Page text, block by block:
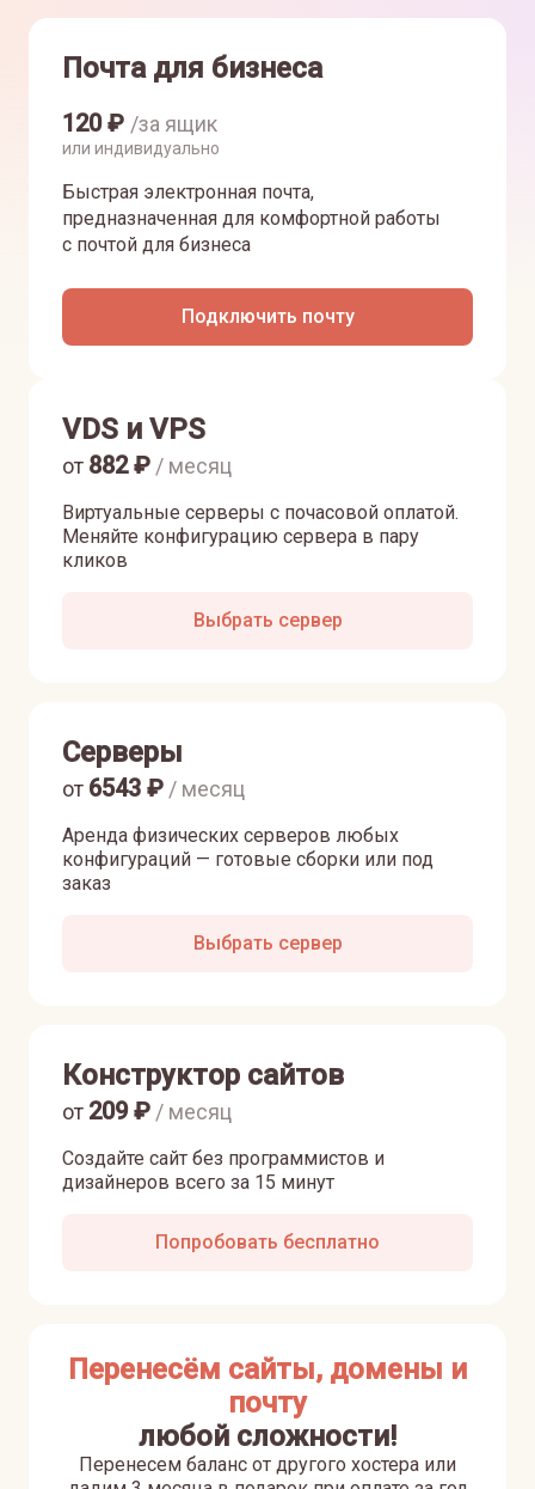
Почта для бизнеса
120₽ /за ящик
или индивидуально
Быстрая электронная почта,
предназначенная для комфортной работы
с почтой для бизнеса
Подключить почту
VDS и VPS
Виртуальные серверы с почасовой оплатой.
Меняйте конфигурацию сервера в пару
кликов
от 882₽ / месяц
Выбрать сервер
Серверы
Аренда физических серверов любых
конфигураций — готовые сборки или под
заказ
от 6543 ₽ / месяц
Выбрать сервер
Конструктор сайтов
Создайте сайт без программистов и
дизайнеров всего за 15 минут
от 209₽ / месяц
Попробовать бесплатно
Перенесём сайты, домены и
почту
любой сложности!
Перенесем баланс от другого хостера или